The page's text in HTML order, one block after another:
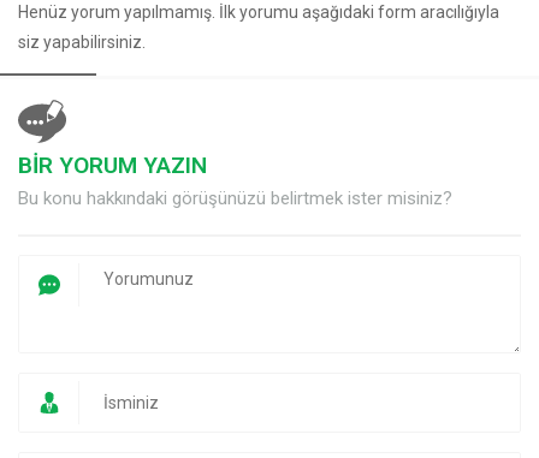
Henüz yorum yapılmamış. İlk yorumu aşağıdaki form aracılığıyla
siz yapabilirsiniz.
BİR YORUM YAZIN
Bu konu hakkındaki görüşünüzü belirtmek ister misiniz?